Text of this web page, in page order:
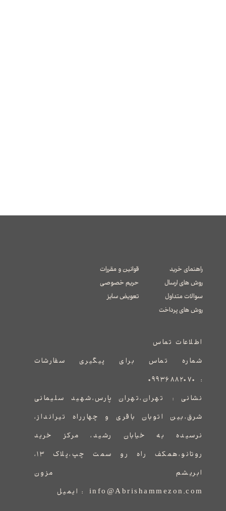
راهنمای خرید
روش های ارسال
سوالات متداول
​​​​​​​روش های پرداخت
قوانین و مقررات
حریم خصوصی
تعویض سایز
اطلاعات تماس
شماره تماس برای پیگیری سفارشات
: ۰۹۹۳۶۸۸۲۰۷۰
نشانی : ​​​​​​​​​​​​​​تهران،تهران پارس،شهید سلیمانی
شرق،بین اتوبان باقری و چهارراه تیرانداز،
نرسیده به خیابان رشید، مرکز خرید
روتانو،همکف راه رو سمت چپ،پلاک ۱۳،
ابریشم مزون
info@Abrishammezon.com : ایمیل